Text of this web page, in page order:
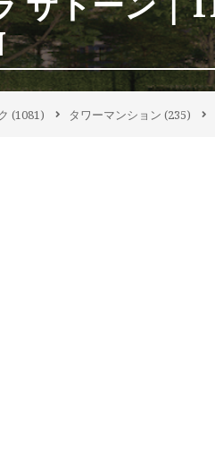
(1081) タワーマンション (235)